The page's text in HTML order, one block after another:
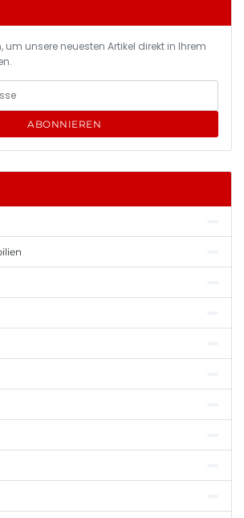
um unsere neuesten Artikel direkt in Ihrem
ABONNIEREN